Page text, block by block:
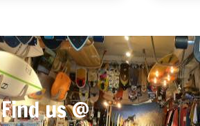
Find us @